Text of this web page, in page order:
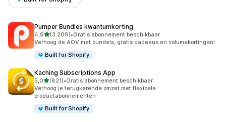
Pumper Bundles kwantumkorting
4,9van 5 sterren
(3.209)
3209 recensies in totaal
•Gratis abonnement beschikbaar
Verhoog de AOV met bundels, gratis cadeaus en volumekortingen!
Built for Shopify
Kaching Subscriptions App
5,0van 5 sterren
(821)
821 recensies in totaal
•Gratis abonnement beschikbaar
Verhoog je terugkerende omzet met flexibele
productabonnementen
Built for Shopify